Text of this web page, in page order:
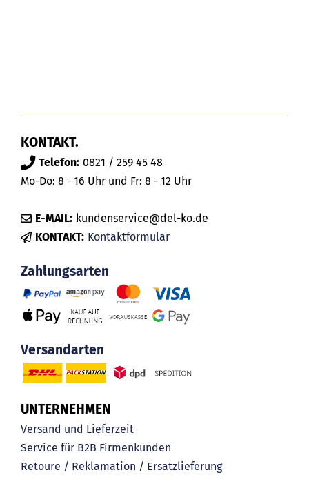
KONTAKT.
Telefon: 0821 / 259 45 48
Mo-Do: 8 - 16 Uhr und Fr: 8 - 12 Uhr
E-MAIL: kundenservice@del-ko.de
KONTAKT: Kontaktformular
Zahlungsarten
Versandarten
UNTERNEHMEN
Versand und Lieferzeit
Service für B2B Firmenkunden
Retoure / Reklamation / Ersatzlieferung